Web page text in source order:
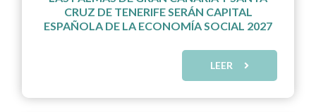
CRUZ DE TENERIFE SERÁN CAPITAL
ESPAÑOLA DE LA ECONOMÍA SOCIAL 2027
LEER